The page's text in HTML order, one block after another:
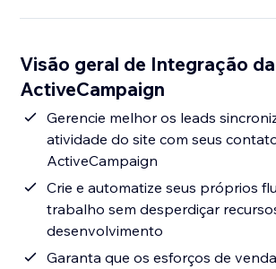
Visão geral de Integração da
ActiveCampaign
Gerencie melhor os leads
atividade do site com seus
ActiveCampaign
Crie e automatize seus próprios
trabalho sem desperdiçar
desenvolvimento
Garanta que os esforços de